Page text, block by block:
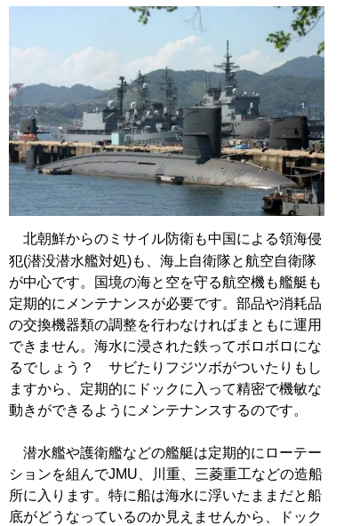
北朝鮮からのミサイル防衛も中国による領海侵
犯(潜没潜水艦対処)も、海上自衛隊と航空自衛隊
が中心です。国境の海と空を守る航空機も艦艇も
定期的にメンテナンスが必要です。部品や消耗品
の交換機器類の調整を行わなければまともに運用
できません。海水に浸された鉄ってボロボロにな
るでしょう？ サビたりフジツボがついたりもし
ますから、定期的にドックに入って精密で機敏な
動きができるようにメンテナンスするのです。
潜水艦や護衛艦などの艦艇は定期的にローテー
ションを組んでJMU、川重、三菱重工などの造船
所に入ります。特に船は海水に浮いたままだと船
底がどうなっているのか見えませんから、ドック